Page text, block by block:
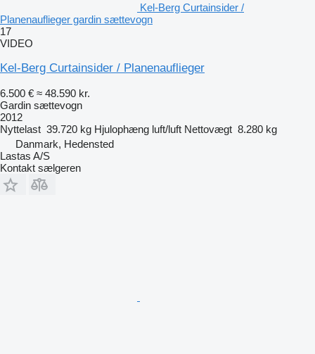
Kel-Berg Curtainsider /
Planenauflieger gardin sættevogn
17
VIDEO
Kel-Berg Curtainsider / Planenauflieger
6.500 € ≈ 48.590 kr.
Gardin sættevogn
2012
Nyttelast 39.720 kg Hjulophæng luft/luft Nettovægt 8.280 kg
Danmark, Hedensted
Lastas A/S
Kontakt sælgeren